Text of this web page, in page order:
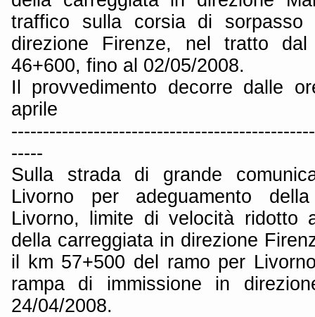
traffico sulla corsia di sorpasso
direzione Firenze, nel tratto
46+600, fino al 02/05/2008.
Il provvedimento decorre dalle
aprile
-----
Sulla strada di grande
Livorno per adeguamento
Livorno, limite di velocità ridotto
della carreggiata in direzione
il km 57+500 del ramo per
rampa di immissione in
24/04/2008.